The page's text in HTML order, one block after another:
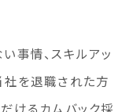
事情、スキルアッ
を退職された方
けるカムバック採